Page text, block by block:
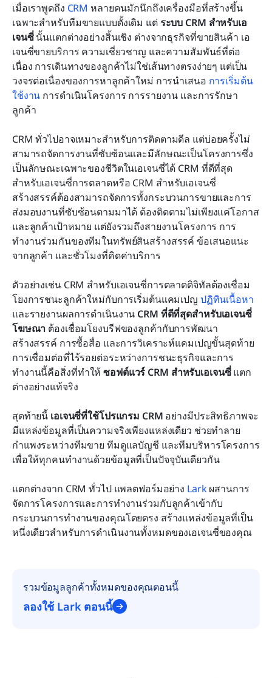
เมื่อเราพูดถึง CRM หลายคนมักนึกถึงเครื่องมือที่สร้างขึ้น
เฉพาะสำหรับทีมขายแบบดั้งเดิม แต่ ระบบ CRM สำหรับเอ
เจนซี่ นั้นแตกต่างอย่างสิ้นเชิง ต่างจากธุรกิจที่ขายสินค้า เอ
เจนซี่ขายบริการ ความเชี่ยวชาญ และความสัมพันธ์ที่ต่อ
เนื่อง การเดินทางของลูกค้าไม่ใช่เส้นทางตรงง่ายๆ แต่เป็น
วงจรต่อเนื่องของการหาลูกค้าใหม่ การนำเสนอ การเริ่มต้น
ใช้งาน การดำเนินโครงการ การรายงาน และการรักษา
ลูกค้า
CRM ทั่วไปอาจเหมาะสำหรับการติดตามดีล แต่บ่อยครั้งไม่
สามารถจัดการงานที่ซับซ้อนและมีลักษณะเป็นโครงการซึ่ง
เป็นลักษณะเฉพาะของชีวิตในเอเจนซี่ได้ CRM ที่ดีที่สุด
สำหรับเอเจนซี่การตลาดหรือ CRM สำหรับเอเจนซี่
สร้างสรรค์ต้องสามารถจัดการทั้งกระบวนการขายและการ
ส่งมอบงานที่ซับซ้อนตามมาได้ ต้องติดตามไม่เพียงแค่โอกาส
และลูกค้าเป้าหมาย แต่ยังรวมถึงสายงานโครงการ การ
ทำงานร่วมกันของทีมในทรัพย์สินสร้างสรรค์ ข้อเสนอแนะ
จากลูกค้า และชั่วโมงที่คิดค่าบริการ
ตัวอย่างเช่น CRM สำหรับเอเจนซี่การตลาดดิจิทัลต้องเชื่อม
โยงการชนะลูกค้าใหม่กับการเริ่มต้นแคมเปญ ปฏิทินเนื้อหา
และรายงานผลการดำเนินงาน CRM ที่ดีที่สุดสำหรับเอเจนซี่
โฆษณา ต้องเชื่อมโยงบรีฟของลูกค้ากับการพัฒนา
สร้างสรรค์ การซื้อสื่อ และการวิเคราะห์แคมเปญขั้นสุดท้าย
การเชื่อมต่อที่ไร้รอยต่อระหว่างการชนะธุรกิจและการ
ทำงานนี้คือสิ่งที่ทำให้ ซอฟต์แวร์ CRM สำหรับเอเจนซี่ แตก
ต่างอย่างแท้จริง
สุดท้ายนี้ เอเจนซี่ที่ใช้โปรแกรม CRM อย่างมีประสิทธิภาพจะ
มีแหล่งข้อมูลที่เป็นความจริงเพียงแหล่งเดียว ช่วยทำลาย
กำแพงระหว่างทีมขาย ทีมดูแลบัญชี และทีมบริหารโครงการ
เพื่อให้ทุกคนทำงานด้วยข้อมูลที่เป็นปัจจุบันเดียวกัน
แตกต่างจาก CRM ทั่วไป แพลตฟอร์มอย่าง Lark ผสานการ
จัดการโครงการและการทำงานร่วมกับลูกค้าเข้ากับ
กระบวนการทำงานของคุณโดยตรง สร้างแหล่งข้อมูลที่เป็น
หนึ่งเดียวสำหรับการดำเนินงานทั้งหมดของเอเจนซี่ของคุณ
รวมข้อมูลลูกค้าทั้งหมดของคุณตอนนี้
ลองใช้ Lark ตอนนี้